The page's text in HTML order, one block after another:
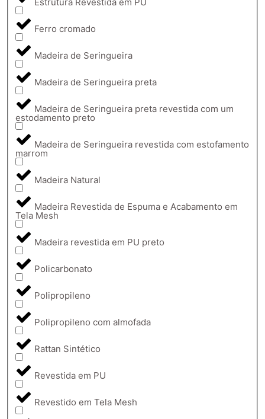
Ferro cromado
Madeira de Seringueira
Madeira de Seringueira preta
Madeira de Seringueira preta revestida com um
estodamento preto
Madeira de Seringueira revestida com estofamento
marrom
Madeira Natural
Madeira Revestida de Espuma e Acabamento em
Tela Mesh
Madeira revestida em PU preto
Policarbonato
Polipropileno
Polipropileno com almofada
Rattan Sintético
Revestida em PU
Revestido em Tela Mesh